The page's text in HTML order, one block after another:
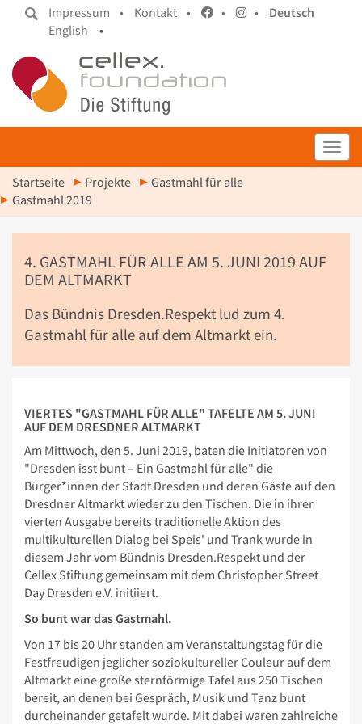
Impressum • Kontakt • • •
Deutsch
English
•
Startseite Projekte
Gastmahl für alle
Gastmahl 2019
4. GASTMAHL FÜR ALLE AM 5. JUNI 2019 AUF
DEM ALTMARKT
Das Bündnis Dresden.Respekt lud zum 4.
Gastmahl für alle auf dem Altmarkt ein.
VIERTES "GASTMAHL FÜR ALLE" TAFELTE AM 5. JUNI
AUF DEM DRESDNER ALTMARKT
Am Mittwoch, den 5. Juni 2019, baten die Initiatoren von
"Dresden isst bunt – Ein Gastmahl für alle" die
Bürger*innen der Stadt Dresden und deren Gäste auf den
Dresdner Altmarkt wieder zu den Tischen. Die in ihrer
vierten Ausgabe bereits traditionelle Aktion des
multikulturellen Dialog bei Speis' und Trank wurde in
diesem Jahr vom Bündnis Dresden.Respekt und der
Cellex Stiftung gemeinsam mit dem Christopher Street
Day Dresden e.V. initiiert.
So bunt war das Gastmahl.
Von 17 bis 20 Uhr standen am Veranstaltungstag für die
Festfreudigen jeglicher soziokultureller Couleur auf dem
Altmarkt eine große sternförmige Tafel aus 250 Tischen
bereit, an denen bei Gespräch, Musik und Tanz bunt
durcheinander getafelt wurde. Mit dabei waren zahlreiche